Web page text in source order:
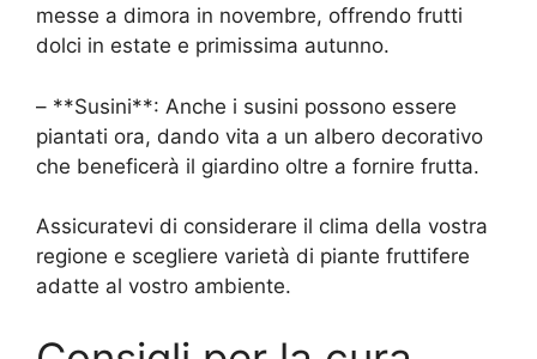
messe a dimora in novembre, offrendo frutti
dolci in estate e primissima autunno.
– **Susini**: Anche i susini possono essere
piantati ora, dando vita a un albero decorativo
che beneficerà il giardino oltre a fornire frutta.
Assicuratevi di considerare il clima della vostra
regione e scegliere varietà di piante fruttifere
adatte al vostro ambiente.